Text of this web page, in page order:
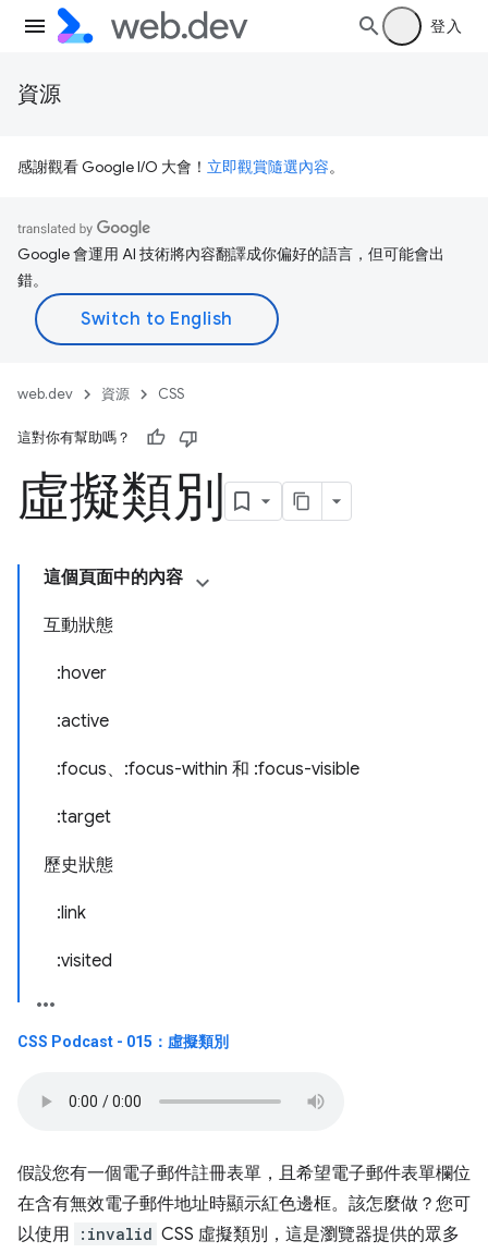
登入
資源
感謝觀看 Google I/O 大會！ 立即觀賞隨選內容。
Google 會運用 AI 技術將內容翻譯成你偏好的語言，但可能會出
錯。
web.dev 資源 CSS
這對你有幫助嗎？
虛擬類別
這個頁面中的內容
互動狀態
:hover
:active
:focus、:focus-within 和 :focus-visible
:target
歷史狀態
:link
:visited
CSS Podcast - 015：虛擬類別
假設您有一個電子郵件註冊表單，且希望電子郵件表單欄位
在含有無效電子郵件地址時顯示紅色邊框。該怎麼做？您可
以使用
:invalid CSS 虛擬類別，這是瀏覽器提供的眾多